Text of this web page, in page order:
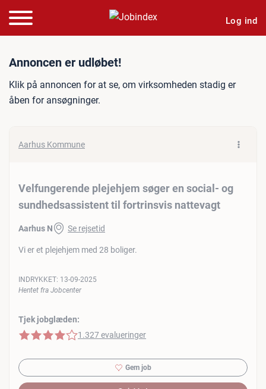
Log ind
Jobannonce:
Annoncen er udløbet!
Klik på annoncen for at se, om virksomheden stadig er
åben for ansøgninger.
Aarhus Kommune
Velfungerende plejehjem søger en social- og
sundhedsassistent til fortrinsvis nattevagt
Aarhus N Se rejsetid
Vi er et plejehjem med 28 boliger.
Tjek jobglæden:
4 af 5 stjerner
1.327 evalueringer
INDRYKKET: 13-09-2025
Hentet fra Jobcenter
Gem job